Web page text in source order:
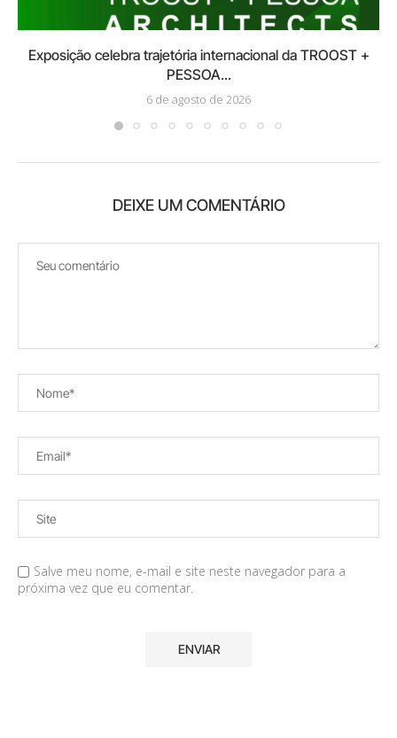
Exposição celebra trajetória internacional da TROOST +
PESSOA...
6 de agosto de 2026
DEIXE UM COMENTÁRIO
Salve meu nome, e-mail e site neste navegador para a
próxima vez que eu comentar.